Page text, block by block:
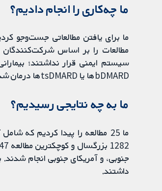
ما چه‌کاری را انجام دادیم؟
مطالعات را بر اساس
bDMARDها یا tsDMARDها درمان شدند.
ما به چه نتایجی رسیدیم؟
داشتند.